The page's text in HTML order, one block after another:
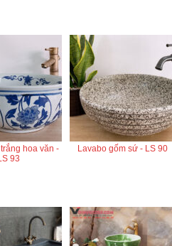
hoa văn -
93
Lavabo gốm sứ - LS 90